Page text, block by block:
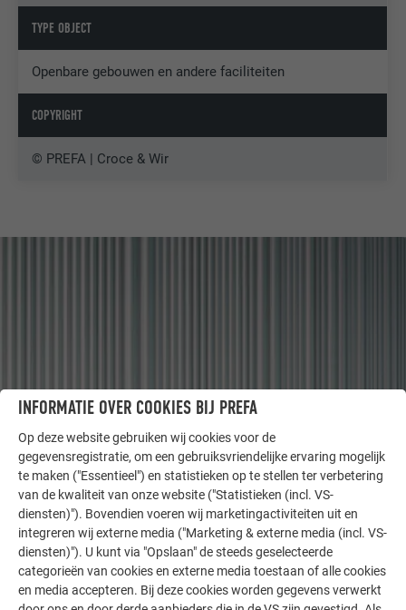
TYPE OBJECT
Openbare gebouwen en andere faciliteiten
COPYRIGHT
© PREFA | Croce & Wir
LAAT U INSPIREREN
ANDERE OBJECTEN
De PREFA referentiegallerij laat zien hoe veelzijdig
aluminium kan worden toegepast. Ontdek meer
indrukwekkende projecten met de duurzame PREFA
aluminiumoplossingen voor dak, zonne-energie en
INFORMATIE OVER COOKIES BIJ PREFA
Op deze website gebruiken wij cookies voor de
gegevensregistratie, om een gebruiksvriendelijke ervaring mogelijk
te maken ("Essentieel") en statistieken op te stellen ter verbetering
van de kwaliteit van onze website ("Statistieken (incl. VS-
diensten)"). Bovendien voeren wij marketingactiviteiten uit en
integreren wij externe media ("Marketing & externe media (incl. VS-
diensten)"). U kunt via "Opslaan" de steeds geselecteerde
categorieën van cookies en externe media toestaan of alle cookies
en media accepteren. Bij deze cookies worden gegevens verwerkt